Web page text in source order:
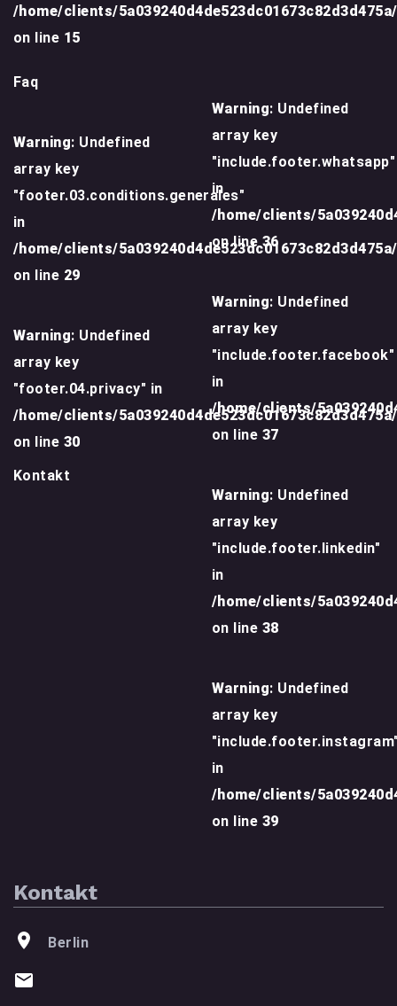
/home/clients/
on line 15
Faq
Warning: Undefined
array key
"footer.03.conditions.generales"
in
/home/clients/
on line 29
Warning: Undefined
array key
"footer.04.privacy" in
/home/clients/
on line 30
Kontakt
Warning: Undefined
array key
"include.footer.whatsapp"
in
/home/clients/
on line36
Warning: Undefined
array key
"include.footer.facebook"
in
/home/clients/
on line 37
Warning: Undefined
array key
"include.footer.linkedin"
in
/home/clients/
on line 38
Warning: Undefined
array key
in
/home/clients/
on line 39
Kontakt
Berlin